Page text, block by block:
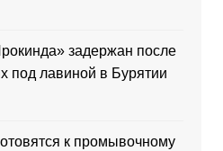
задержан после
под лавиной в Бурятии
к промывочному